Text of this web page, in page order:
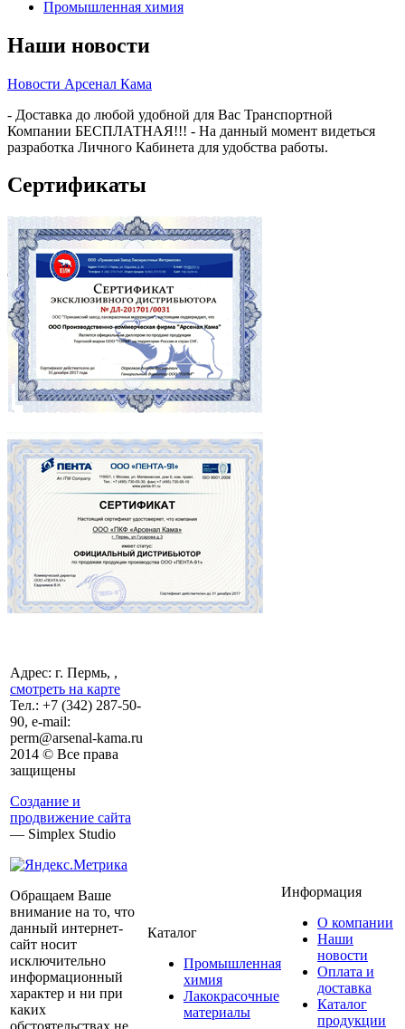
Промышленная химия
Наши новости
Новости Арсенал Кама
- Доставка до любой удобной для Вас Транспортной
Компании БЕСПЛАТНАЯ!!! - На данный момент видеться
разработка Личного Кабинета для удобства работы.
Сертификаты
Адрес: г. Пермь, ,
смотреть на карте
Тел.: +7 (342) 287-50-
90, e-mail:
perm@arsenal-kama.ru
2014 © Все права
защищены
Создание и
продвижение сайта
— Simplex Studio
Обращаем Ваше
внимание на то, что
данный интернет-
сайт носит
исключительно
информационный
характер и ни при
каких
Каталог
Промышленная
химия
Лакокрасочные
материалы
Информация
О компании
Наши
новости
Оплата и
доставка
Каталог
продукции